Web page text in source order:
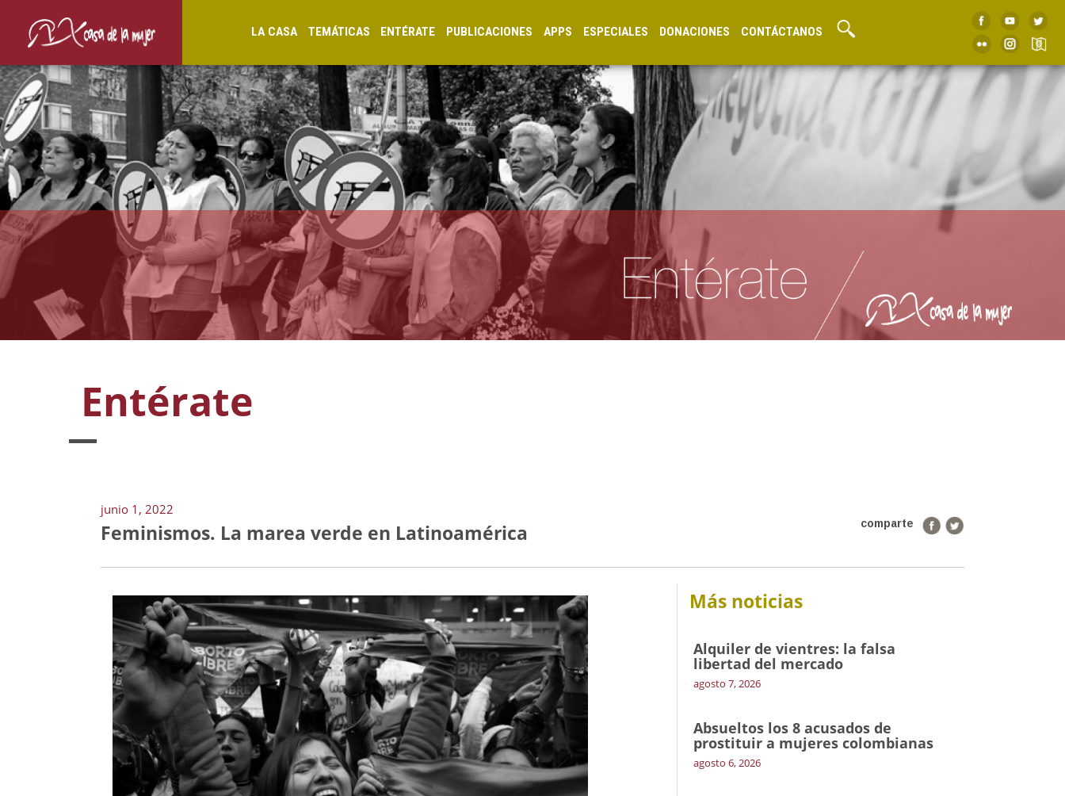
LA CASA TEMÁTICAS ENTÉRATE PUBLICACIONES APPS ESPECIALES DONACIONES CONTÁCTANOS
Entérate
junio 1, 2022
comparte
Feminismos. La marea verde en Latinoamérica
Más noticias
Alquiler de vientres: la falsa
libertad del mercado
agosto 7, 2026
Absueltos los 8 acusados de
prostituir a mujeres colombianas
agosto 6, 2026